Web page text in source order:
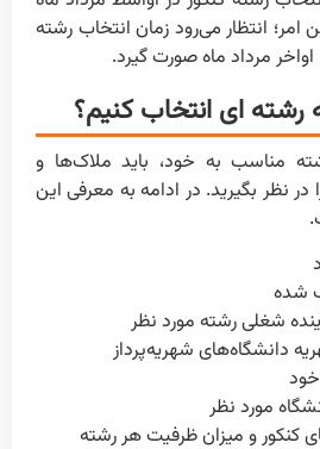
امر؛ انتظار می‌رود زمان انتخاب رشته
رشته ای انتخاب کنیم؟
مناسب به خود، باید ملاک‌ها و
در نظر بگیرید. در ادامه به معرفی این
شده
آینده شغلی رشته مورد نظر
دانشگاه‌های شهریه‌پرداز
مورد نظر
کنکور و میزان ظرفیت هر رشته